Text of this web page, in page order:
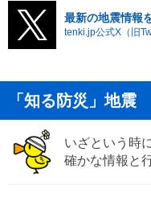
最新の地震情報
tenki.jp公式X（旧
「知る防災」地震
いざという時
確かな情報と